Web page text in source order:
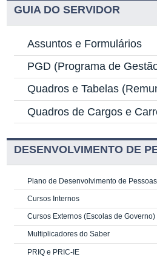
GUIA DO SERVIDOR
Assuntos e Formulários
PGD (Programa de
Quadros e Tabelas
Quadros de Cargos e
DESENVOLVIMENTO DE
Plano de Desenvolvimento de
Cursos Internos
Cursos Externos (Escolas de Governo)
Multiplicadores do Saber
PRIQ e PRIC-IE